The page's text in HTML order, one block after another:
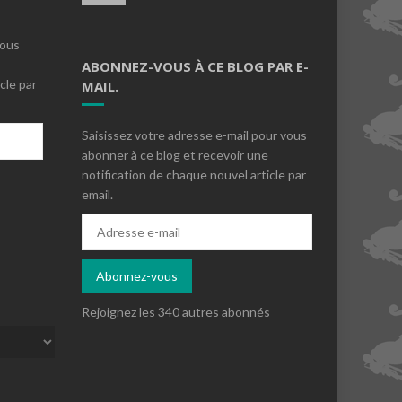
par
ABONNEZ-VOUS À CE BLOG PAR E-
MAIL.
Saisissez votre adresse e-mail pour vous
abonner à ce blog et recevoir une
notification de chaque nouvel article par
email.
mail
Abonnez-vous
Rejoignez les 340 autres abonnés